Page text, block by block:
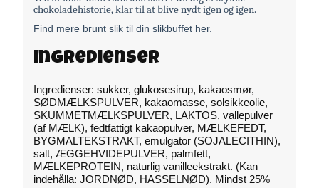
chokoladehistorie, klar til at blive nydt igen og igen.
Find mere brunt slik til dinslikbuffet her.
Ingredienser
Ingredienser: sukker, glukosesirup, kakaosmør,
SØDMÆLKSPULVER, kakaomasse, solsikkeolie,
SKUMMETMÆLKSPULVER, LAKTOS, vallepulver
(af MÆLK), fedtfattigt kakaopulver, MÆLKEFEDT,
BYGMALTEKSTRAKT, emulgator (SOJALECITHIN),
salt, ÆGGEHVIDEPULVER, palmfett,
MÆLKEPROTEIN, naturlig vanilleekstrakt. (Kan
indehålla: JORDNØD, HASSELNØD). Mindst 25%